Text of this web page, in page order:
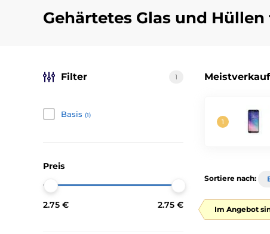
Gehärtetes Glas und Hüllen
Filter 1
Basis (1)
Preis
2.75 € 2.75 €
Sortiere nach:
Im Angebot